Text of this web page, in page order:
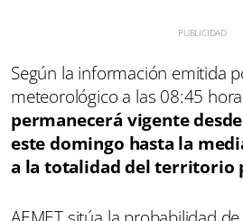
Según la información emitida
meteorológico a las 08:45
permanecerá vigente
este domingo hasta la
a la totalidad del territorio